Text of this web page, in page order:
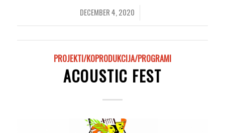
DECEMBER 4, 2020
/
PROJEKTI/KOPRODUKCIJA/PROGRAMI
ACOUSTIC FEST